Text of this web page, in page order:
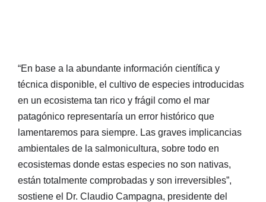
“En base a la abundante información científica y
técnica disponible, el cultivo de especies introducidas
en un ecosistema tan rico y frágil como el mar
patagónico representaría un error histórico que
lamentaremos para siempre. Las graves implicancias
ambientales de la salmonicultura, sobre todo en
ecosistemas donde estas especies no son nativas,
están totalmente comprobadas y son irreversibles”,
sostiene el Dr. Claudio Campagna, presidente del